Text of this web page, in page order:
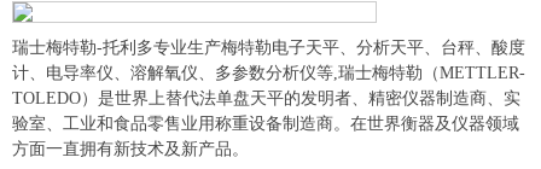
瑞士梅特勒-托利多专业生产梅特勒电子天平、分析天平、台秤、酸度
计、电导率仪、溶解氧仪、多参数分析仪等,瑞士梅特勒（METTLER-
TOLEDO）是世界上替代法单盘天平的发明者、精密仪器制造商、实
验室、工业和食品零售业用称重设备制造商。在世界衡器及仪器领域
方面一直拥有新技术及新产品。